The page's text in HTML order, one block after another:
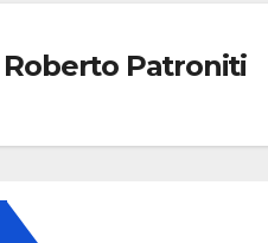
Roberto Patroniti